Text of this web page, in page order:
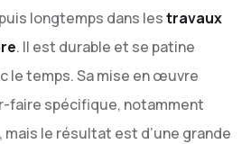
longtemps dans lestravaux
. Il est durable et se patine
le temps. Sa mise en œuvre
faire spécifique, notamment
le résultat est d’une grande